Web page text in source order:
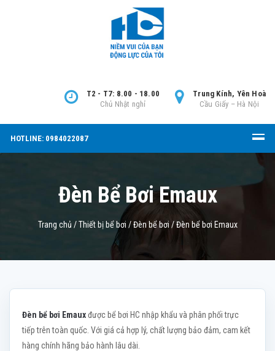
Trung Kính, Yên Hoà
Cầu Giấy – Hà Nội
T2 - T7: 8.00 - 18.00
Chủ Nhật nghỉ
HOTLINE: 0984022087
Đèn Bể Bơi Emaux
Trang chủ /Thiết bị bể bơi /Đèn bể bơi /Đèn bể bơi Emaux
Đèn bể bơi Emauxđược bể bơi HC nhập khẩu và phân phối trực
tiếp trên toàn quốc. Với giá cả hợp lý, chất lượng bảo đảm, cam kết
hàng chính hãng bảo hành lâu dài.